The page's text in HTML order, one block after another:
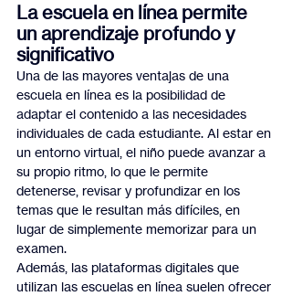
La escuela en línea permite
un aprendizaje profundo y
significativo
Una de las mayores ventajas de una
escuela en línea es la posibilidad de
adaptar el contenido a las necesidades
individuales de cada estudiante. Al estar en
un entorno virtual, el niño puede avanzar a
su propio ritmo, lo que le permite
detenerse, revisar y profundizar en los
temas que le resultan más difíciles, en
lugar de simplemente memorizar para un
examen.
Además, las plataformas digitales que
utilizan las escuelas en línea suelen ofrecer